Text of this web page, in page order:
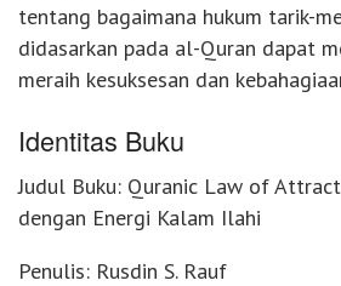
tentang bagaimana hukum tarik-
didasarkan pada al-Quran dapat
meraih kesuksesan dan
Identitas Buku
Judul Buku: Quranic Law of
dengan Energi Kalam Ilahi
Penulis: Rusdin S. Rauf